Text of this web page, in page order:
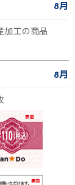
8月
加工の商品
8月